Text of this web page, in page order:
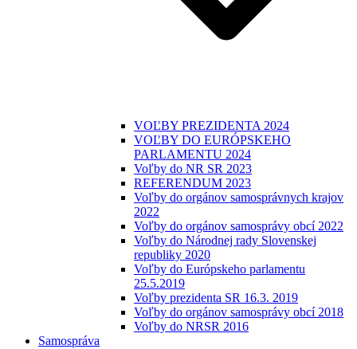
VOĽBY PREZIDENTA 2024
VOĽBY DO EURÓPSKEHO
PARLAMENTU 2024
Voľby do NR SR 2023
REFERENDUM 2023
Voľby do orgánov samosprávnych krajov
2022
Voľby do orgánov samosprávy obcí 2022
Voľby do Národnej rady Slovenskej
republiky 2020
Voľby do Európskeho parlamentu
25.5.2019
Voľby prezidenta SR 16.3. 2019
Voľby do orgánov samosprávy obcí 2018
Voľby do NRSR 2016
Samospráva